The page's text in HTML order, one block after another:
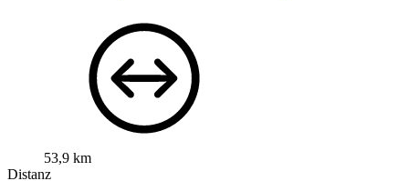
53,9 km
Distanz